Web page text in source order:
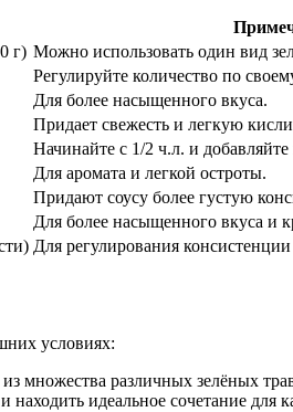
г) Можно использовать один вид
Регулируйте количество по
Для более насыщенного вкуса.
Придает свежесть и легкую
Начинайте с 1/2 ч.л. и
Для аромата и легкой остроты.
Придают соусу более густую
Для более насыщенного вкуса и
Для регулирования консистенции
условиях:
множества различных зелёных
находить идеальное сочетание для